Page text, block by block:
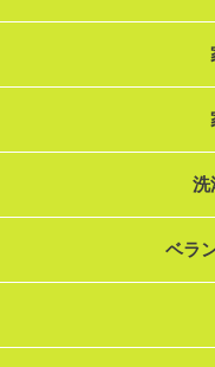
洗
ベラ